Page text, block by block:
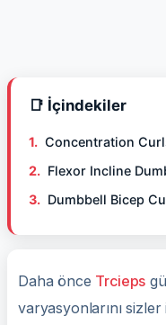
📑 İçindekiler
Concentration
Flexor Incline
Dumbbell Bicep
Daha önce Trcieps
varyasyonlarını sizler